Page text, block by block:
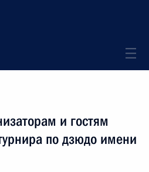
и гостям
по дзюдо имени